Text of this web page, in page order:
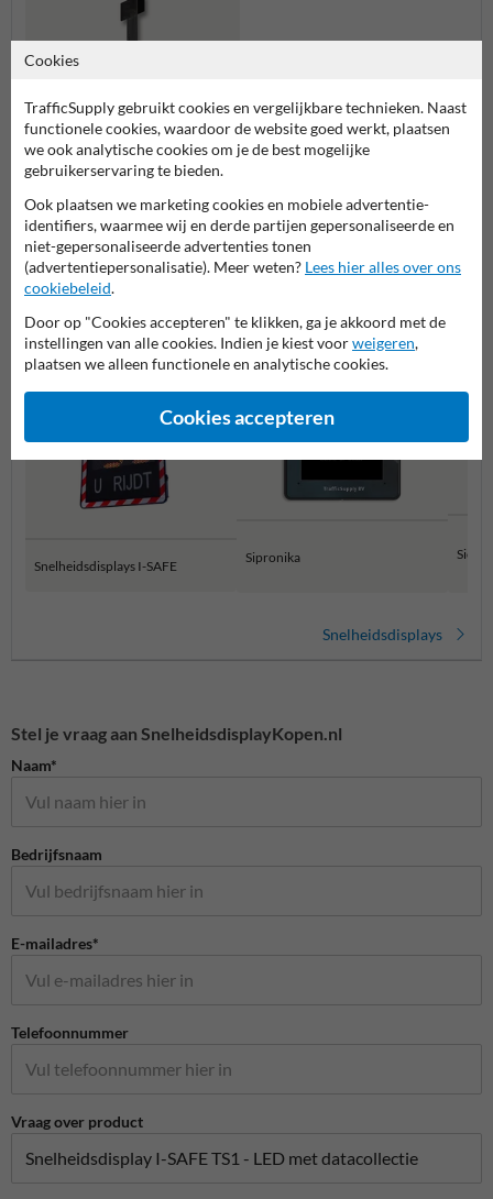
Universeelmast V225 -
verzinkt en/of gecoat +
serviceluik
Meer gerelateerde producten
Productcategorieën in deze groep
Snelheidsdisplays I-SAFE
Sipronika
Snelheidsdisplays
Stel je vraag aan SnelheidsdisplayKopen.nl
Naam*
Bedrijfsnaam
E-mailadres*
Telefoonnummer
Vraag over product
Cookies
TrafficSupply gebruikt cookies en vergelijkbare technieken. Naast
functionele cookies, waardoor de website goed werkt, plaatsen
we ook analytische cookies om je de best mogelijke
gebruikerservaring te bieden.
Ook plaatsen we marketing cookies en mobiele advertentie-
identifiers, waarmee wij en derde partijen gepersonaliseerde en
niet-gepersonaliseerde advertenties tonen
(advertentiepersonalisatie). Meer weten? Lees hier alles over ons
cookiebeleid.
Door op "Cookies accepteren" te klikken, ga je akkoord met de
instellingen van alle cookies. Indien je kiest voorweigeren,
plaatsen we alleen functionele en analytische cookies.
Cookies accepteren